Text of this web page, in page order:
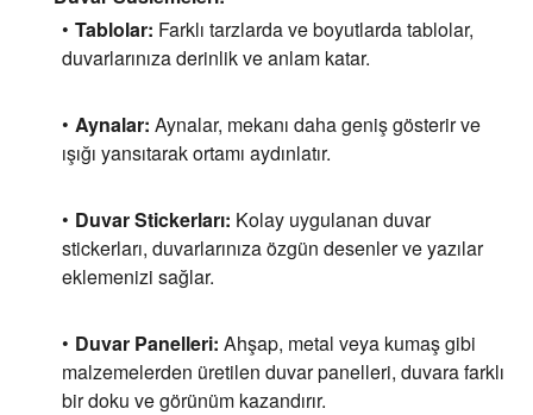
Tablolar: Farklı tarzlarda ve boyutlarda tablolar,
duvarlarınıza derinlik ve anlam katar.
Aynalar: Aynalar, mekanı daha geniş gösterir ve
ışığı yansıtarak ortamı aydınlatır.
Duvar Stickerları: Kolay uygulanan duvar
stickerları, duvarlarınıza özgün desenler ve yazılar
eklemenizi sağlar.
Duvar Panelleri: Ahşap, metal veya kumaş gibi
malzemelerden üretilen duvar panelleri, duvara farklı
bir doku ve görünüm kazandırır.